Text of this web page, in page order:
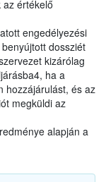
értékelő
engedélyezési
dossziét
kizárólag
ha a
hozzájárulást, és az
megküldi az
alapján a